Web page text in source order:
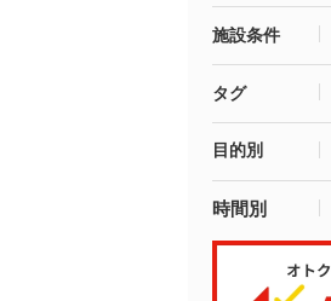
施設条件
タグ
目的別
時間別